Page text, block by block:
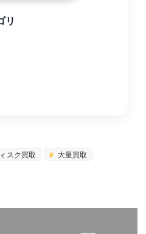
リ
スク買取
大量買取